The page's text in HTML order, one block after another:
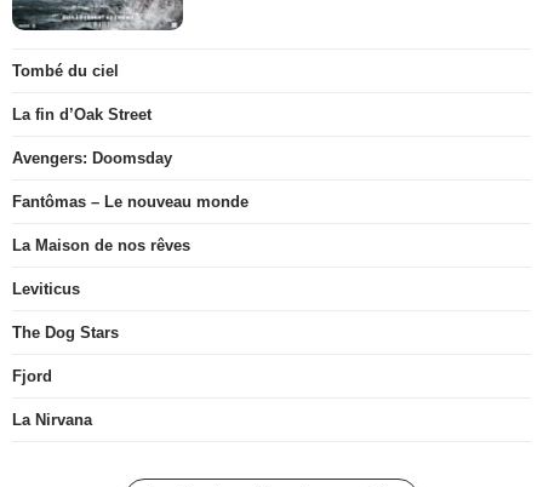
Tombé du ciel
La fin d’Oak Street
Avengers: Doomsday
Fantômas – Le nouveau monde
La Maison de nos rêves
Leviticus
The Dog Stars
Fjord
La Nirvana